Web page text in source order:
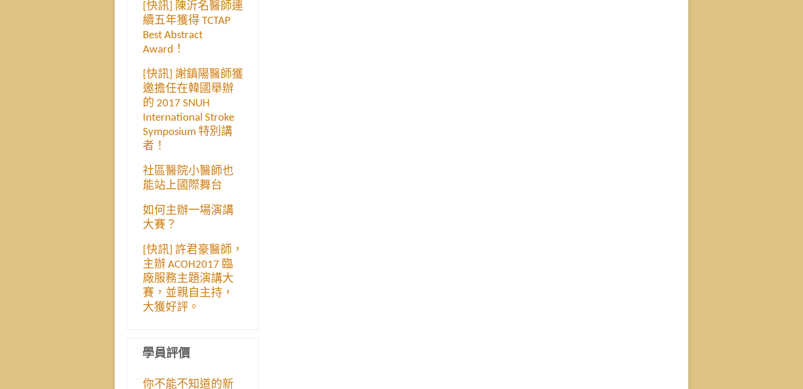
[快訊] 陳沂名醫師連
續五年獲得 TCTAP
Best Abstract
Award！
[快訊] 謝鎮陽醫師獲
邀擔任在韓國舉辦
的 2017 SNUH
International Stroke
Symposium 特別講
者！
社區醫院小醫師也
能站上國際舞台
如何主辦一場演講
大賽？
[快訊] 許君豪醫師，
主辦 ACOH2017 臨
廠服務主題演講大
賽，並親自主持，
大獲好評。
學員評價
你不能不知道的新